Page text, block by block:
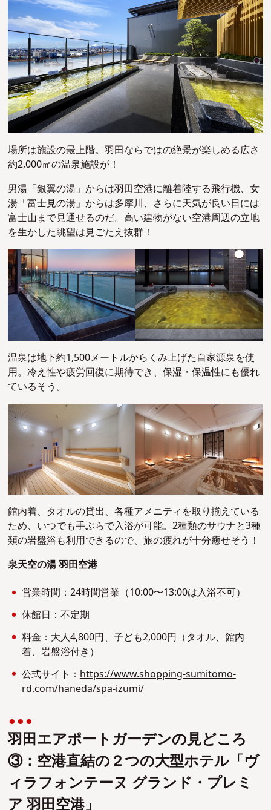
場所は施設の最上階。羽田ならではの絶景が楽しめる広さ
約2,000㎡の温泉施設が！
男湯「銀翼の湯」からは羽田空港に離着陸する飛行機、女
湯「富士見の湯」からは多摩川、さらに天気が良い日には
富士山まで見通せるのだ。高い建物がない空港周辺の立地
を生かした眺望は見ごたえ抜群！
温泉は地下約1,500メートルからくみ上げた自家源泉を使
用。冷え性や疲労回復に期待でき、保湿・保温性にも優れ
ているそう。
館内着、タオルの貸出、各種アメニティを取り揃えている
ため、いつでも⼿ぶらで入浴が可能。2種類のサウナと3種
類の岩盤浴も利用できるので、旅の疲れが十分癒せそう！
泉天空の湯 羽田空港
営業時間：24時間営業（10:00〜13:00は入浴不可）
休館日：不定期
料金：大人4,800円、子ども2,000円（タオル、館内
着、岩盤浴付き）
公式サイト： https://www.shopping-sumitomo-
rd.com/haneda/spa-izumi/
羽田エアポートガーデンの見どころ
③：空港直結の２つの大型ホテル「ヴ
ィラフォンテーヌ グランド・プレミ
ア 羽田空港」